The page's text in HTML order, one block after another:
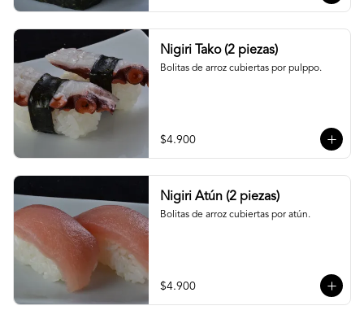
Nigiri Tako (2 piezas)
Bolitas de arroz cubiertas por pulppo.
$4.900
Nigiri Atún (2 piezas)
Bolitas de arroz cubiertas por atún.
$4.900